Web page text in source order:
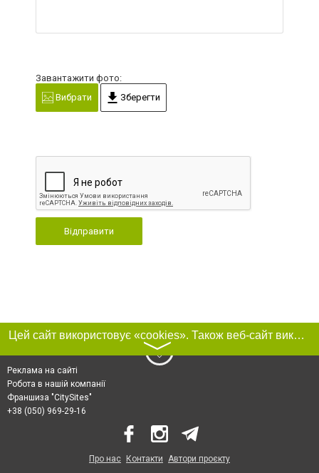
Завантажити фото:
Вибрати
Зберегти
Відправити
Цей сайт використовує «cookies». Також веб-сайт використовує інтернет-сервіс для збору технічних даних стосовно відвідувачів з метою отримання маркетингової та статистичної інформації. Умови обробки даних відвідувачів сайту див.
〉
Реклама на сайті
Робота в нашій компанії
Франшиза "CitySites"
+38 (050) 969-29-16
Про нас Контакти Автори проєкту